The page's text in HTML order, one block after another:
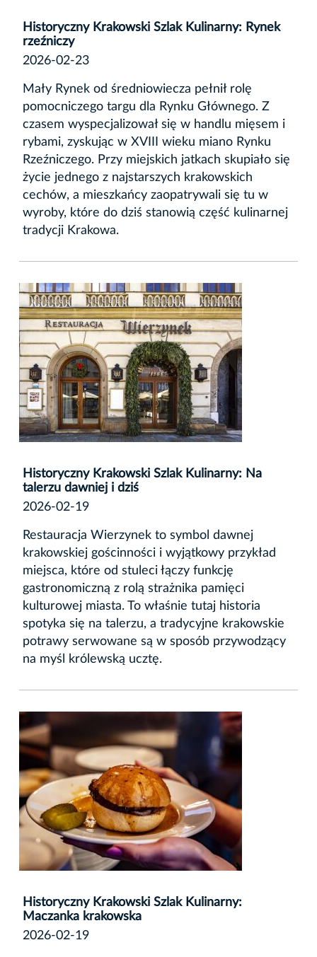
Historyczny Krakowski Szlak Kulinarny: Rynek
rzeźniczy
2026-02-23
Mały Rynek od średniowiecza pełnił rolę
pomocniczego targu dla Rynku Głównego. Z
czasem wyspecjalizował się w handlu mięsem i
rybami, zyskując w XVIII wieku miano Rynku
Rzeźniczego. Przy miejskich jatkach skupiało się
życie jednego z najstarszych krakowskich
cechów, a mieszkańcy zaopatrywali się tu w
wyroby, które do dziś stanowią część kulinarnej
tradycji Krakowa.
Historyczny Krakowski Szlak Kulinarny: Na
talerzu dawniej i dziś
2026-02-19
Restauracja Wierzynek to symbol dawnej
krakowskiej gościnności i wyjątkowy przykład
miejsca, które od stuleci łączy funkcję
gastronomiczną z rolą strażnika pamięci
kulturowej miasta. To właśnie tutaj historia
spotyka się na talerzu, a tradycyjne krakowskie
potrawy serwowane są w sposób przywodzący
na myśl królewską ucztę.
Historyczny Krakowski Szlak Kulinarny:
Maczanka krakowska
2026-02-19